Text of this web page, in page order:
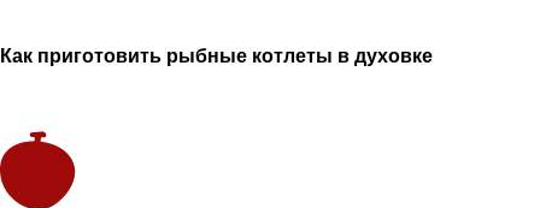
Как приготовить рыбные котлеты в духовке